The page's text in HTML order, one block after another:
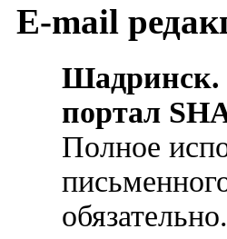
E-mail
Шадринск.
портал
Полное
обязательно.